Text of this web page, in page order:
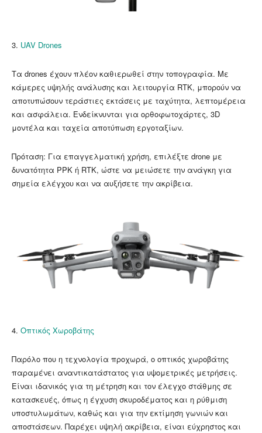
3. UAV Drones
Τα drones έχουν πλέον καθιερωθεί στην τοπογραφία. Με
κάμερες υψηλής ανάλυσης και λειτουργία RTK, μπορούν να
αποτυπώσουν τεράστιες εκτάσεις με ταχύτητα, λεπτομέρεια
και ασφάλεια. Ενδείκνυνται για ορθοφωτοχάρτες, 3D
μοντέλα και ταχεία αποτύπωση εργοταξίων.
Πρόταση: Για επαγγελματική χρήση, επιλέξτε drone με
δυνατότητα PPK ή RTK, ώστε να μειώσετε την ανάγκη για
σημεία ελέγχου και να αυξήσετε την ακρίβεια.
4. Οπτικός Χωροβάτης
Παρόλο που η τεχνολογία προχωρά, ο οπτικός χωροβάτης
παραμένει αναντικατάστατος για υψομετρικές μετρήσεις.
Είναι ιδανικός για τη μέτρηση και τον έλεγχο στάθμης σε
κατασκευές, όπως η έγχυση σκυροδέματος και η ρύθμιση
υποστυλωμάτων, καθώς και για την εκτίμηση γωνιών και
αποστάσεων. Παρέχει υψηλή ακρίβεια, είναι εύχρηστος και